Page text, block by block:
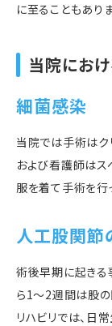
に至ることもありま
当院にお
細菌感染
当院では手術はク
および看護師はス
服を着て手術を行
人工股関節
術後早期に起きる
ら1～2週間は股
リハビリでは、日